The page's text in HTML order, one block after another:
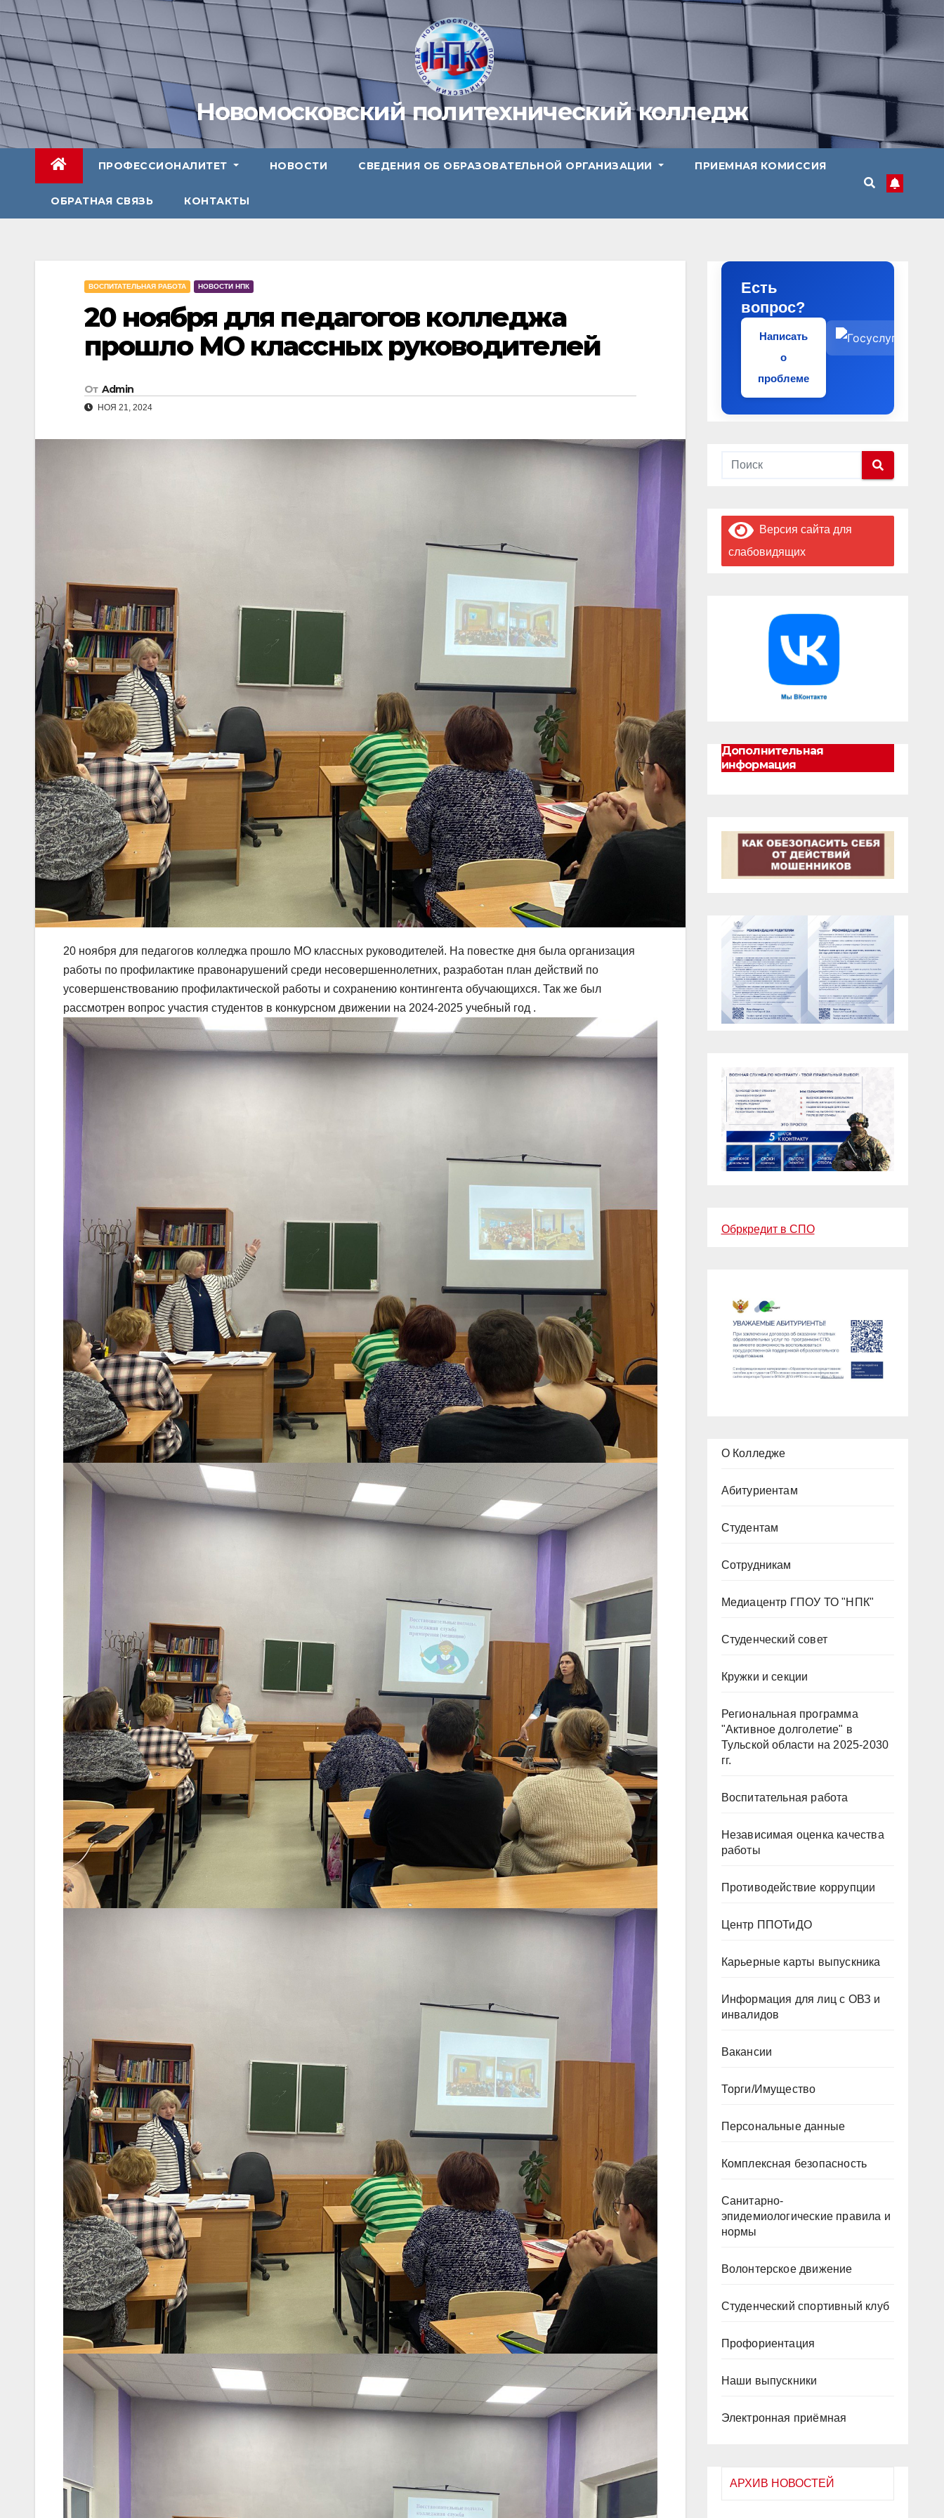
Перейти
содержимому
Новомосковский политехнический колледж
ПРОФЕССИОНАЛИТЕТ НОВОСТИ СВЕДЕНИЯ ОБ ОБРАЗОВАТЕЛЬНОЙ ОРГАНИЗАЦИИ ПРИЕМНАЯ КОМИССИЯ
ОБРАТНАЯ СВЯЗЬ КОНТАКТЫ
ВОСПИТАТЕЛЬНАЯ РАБОТА НОВОСТИ НПК
20 ноября для педагогов колледжа
прошло МО классных руководителей
От Admin
НОЯ 21, 2024
20 ноября для педагогов колледжа прошло МО классных руководителей. На повестке дня была организация
работы по профилактике правонарушений среди несовершеннолетних, разработан план действий по
усовершенствованию профилактической работы и сохранению контингента обучающихся. Так же был
рассмотрен вопрос участия студентов в конкурсном движении на 2024-2025 учебный год .
Есть
вопрос?
Написать
о
проблеме
Версия сайта для
слабовидящих
Дополнительная
информация
Обркредит в СПО
О Колледже
Абитуриентам
Студентам
Сотрудникам
Медиацентр ГПОУ ТО "НПК"
Студенческий совет
Кружки и секции
Региональная программа
"Активное долголетие" в
Тульской области на 2025-2030
гг.
Воспитательная работа
Независимая оценка качества
работы
Противодействие коррупции
Центр ППОТиДО
Карьерные карты выпускника
Информация для лиц с ОВЗ и
инвалидов
Вакансии
Торги/Имущество
Персональные данные
Комплексная безопасность
Санитарно-
эпидемиологические правила и
нормы
Волонтерское движение
Студенческий спортивный клуб
Профориентация
Наши выпускники
Электронная приёмная
АРХИВ НОВОСТЕЙ